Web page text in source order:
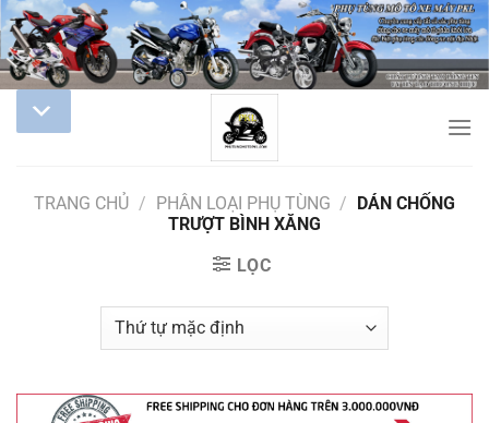
TRANG CHỦ / PHÂN LOẠI PHỤ TÙNG / DÁN CHỐNG
TRƯỢT BÌNH XĂNG
LỌC